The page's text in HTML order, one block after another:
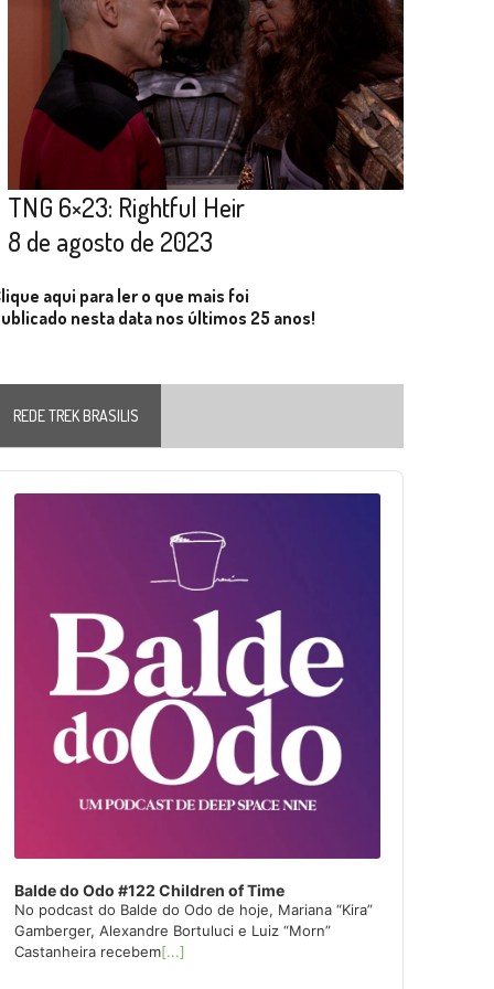
TNG 6×23: Rightful Heir
8 de agosto de 2023
aqui para ler o que mais foi
nesta data nos últimos 25 anos!
REDE TREK BRASILIS
Balde do Odo #122 Children of Time
No podcast do Balde do Odo de hoje, Mariana “Kira”
Gamberger, Alexandre Bortuluci e Luiz “Morn”
Castanheira recebem[...]